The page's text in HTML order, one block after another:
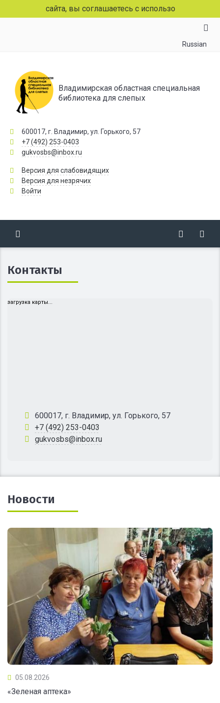
сайта, вы соглашаетесь с использованием файлов
Russian
Владимирская областная специальная
библиотека для слепых
600017, г. Владимир, ул. Горького, 57
+7 (492) 253-0403
gukvosbs@inbox.ru
Версия для слабовидящих
Версия для незрячих
Войти
Контакты
загрузка карты...
600017, г. Владимир, ул. Горького, 57
+7 (492) 253-0403
gukvosbs@inbox.ru
Новости
05.08.2026
«Зеленая аптека»